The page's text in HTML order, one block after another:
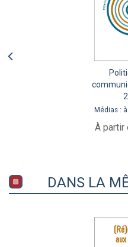
Médias :
À partir
DANS LA